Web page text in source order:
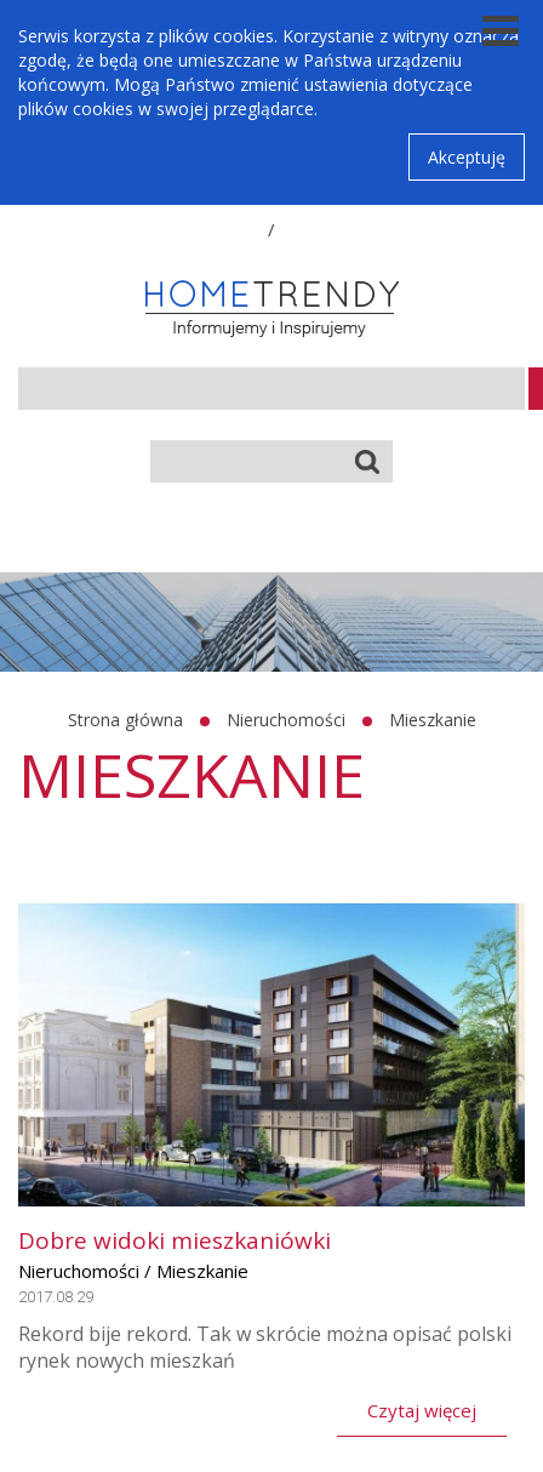
Serwis korzysta z plików cookies. Korzystanie z witryny oznacza
zgodę, że będą one umieszczane w Państwa urządzeniu
końcowym. Mogą Państwo zmienić ustawienia dotyczące
plików cookies w swojej przeglądarce.
Akceptuję
/
Strona główna Nieruchomości Mieszkanie
MIESZKANIE
Dobre widoki mieszkaniówki
Nieruchomości / Mieszkanie
2017.08.29
Rekord bije rekord. Tak w skrócie można opisać polski
rynek nowych mieszkań
Czytaj więcej